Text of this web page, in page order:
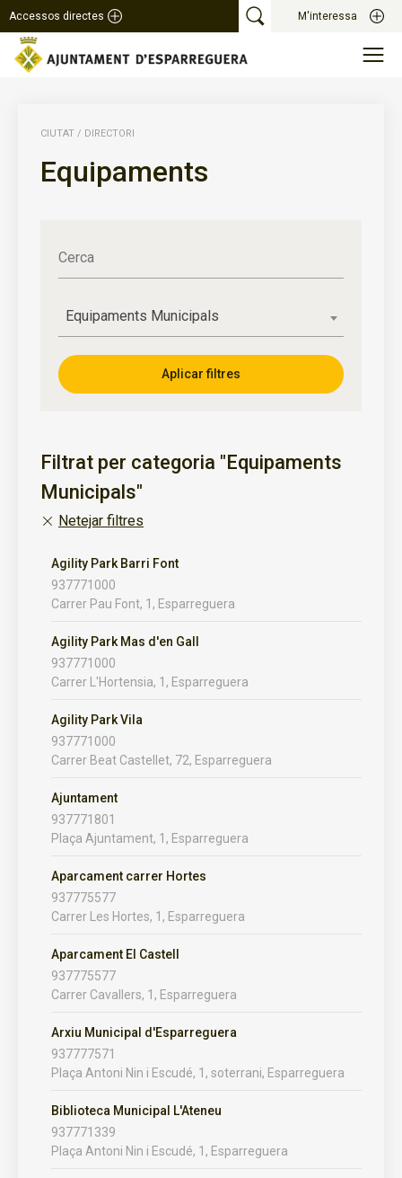
Accessos directes M'interessa
CIUTAT / DIRECTORI
Equipaments
Cerca
Equipaments Municipals
Filtrat per categoria "Equipaments
Municipals"
Netejar filtres
Agility Park Barri Font
937771000
Carrer Pau Font, 1, Esparreguera
Agility Park Mas d'en Gall
937771000
Carrer L'Hortensia, 1, Esparreguera
Agility Park Vila
937771000
Carrer Beat Castellet, 72, Esparreguera
Ajuntament
937771801
Plaça Ajuntament, 1, Esparreguera
Aparcament carrer Hortes
937775577
Carrer Les Hortes, 1, Esparreguera
Aparcament El Castell
937775577
Carrer Cavallers, 1, Esparreguera
Arxiu Municipal d'Esparreguera
937777571
Plaça Antoni Nin i Escudé, 1, soterrani, Esparreguera
Biblioteca Municipal L'Ateneu
937771339
Plaça Antoni Nin i Escudé, 1, Esparreguera